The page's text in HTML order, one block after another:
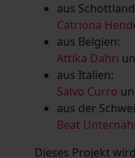
aus
Catriona
aus Belgien:
Attika Dahri
aus Italien:
Salvo Curro
aus der
Beat
Dieses Projekt